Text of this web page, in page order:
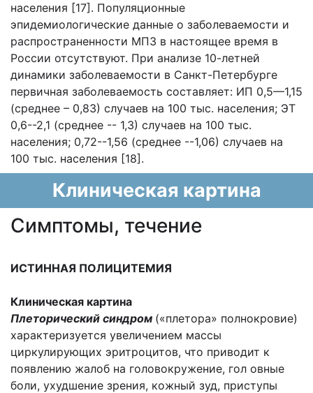
населения [17]. Популяционные
эпидемиологические данные о заболеваемости и
распространенности МПЗ в настоящее время в
России отсутствуют. При анализе 10-летней
динамики заболеваемости в Санкт-Петербурге
первичная заболеваемость составляет: ИП 0,5—1,15
(среднее – 0,83) случаев на 100 тыс. населения; ЭТ
0,6--2,1 (среднее -- 1,3) случаев на 100 тыс.
населения; 0,72--1,56 (среднее --1,06) случаев на
100 тыс. населения [18].
Клиническая картина
Cимптомы, течение
ИСТИННАЯ ПОЛИЦИТЕМИЯ
Клиническая картина
Плеторический синдром («плетора» полнокровие)
характеризуется увеличением массы
циркулирующих эритроцитов, что приводит к
появлению жалоб на головокружение, гол овные
боли, ухудшение зрения, кожный зуд, приступы